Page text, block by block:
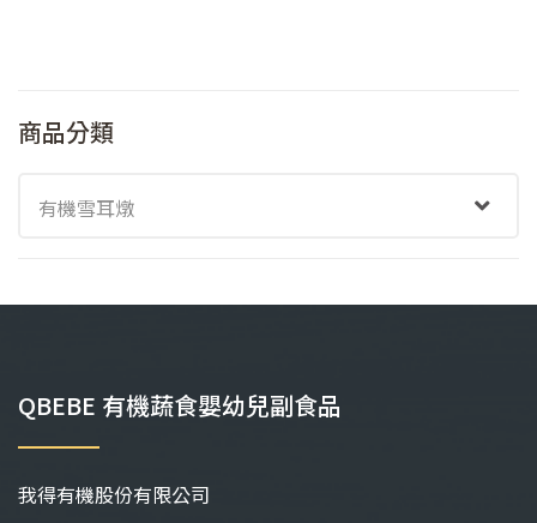
商品分類
有機雪耳燉
QBEBE 有機蔬食嬰幼兒副食品
我得有機股份有限公司